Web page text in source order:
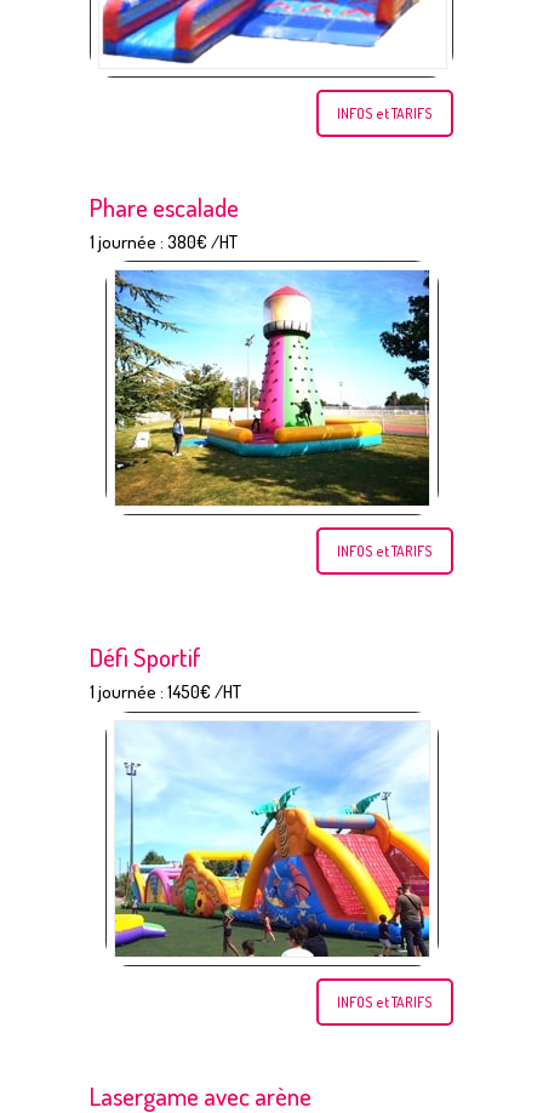
INFOS et TARIFS
Phare escalade
1 journée : 380€ /HT
INFOS et TARIFS
Défi Sportif
1 journée : 1450€ /HT
INFOS et TARIFS
Lasergame avec arène